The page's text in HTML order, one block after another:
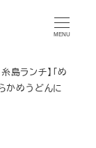
MENU
糸島ランチ】「め
かめうどんに